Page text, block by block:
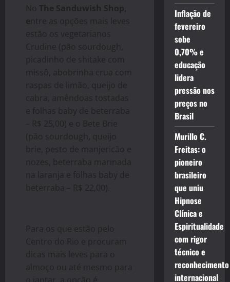
No The Sanduwish Shop,
entre as opções mais leves
estão os vegetarianos
Crudine (pão sourdough,
picadinho de shitake com
missô, abobrinha crua com
raspas de limão, queijo de
cabra, amêndoas tostadas
e folhas baby de beterraba
– R$ 25,00) e o Bete Brie
(pão sourdough, queijo
brie, pesto de manjericão e
nozes, beterraba marinada
na laranja e folhas baby de
beterraba – R$ 22,00).
Para os que estão pelo
Centro do Rio e procuram
dicas mais leves para o
almoço ou até mesmo para
Inflação de
fevereiro
sobe
0,70% e
educação
lidera
pressão nos
preços no
Brasil
Murillo C.
Freitas: o
pioneiro
brasileiro
que uniu
Hipnose
Clínica e
Espiritualidade
com rigor
técnico e
reconhecimento
internacional